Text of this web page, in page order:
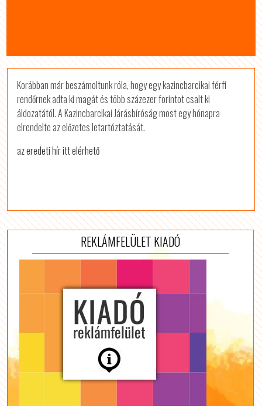
Korábban már beszámoltunk róla, hogy egy kazincbarcikai férfi
rendőrnek adta ki magát és több százezer forintot csalt ki
áldozatától. A Kazincbarcikai Járásbíróság most egy hónapra
elrendelte az előzetes letartóztatását.
az eredeti hír itt elérhető
REKLÁMFELÜLET KIADÓ